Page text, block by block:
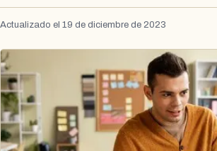
Actualizado el 19 de diciembre de 2023